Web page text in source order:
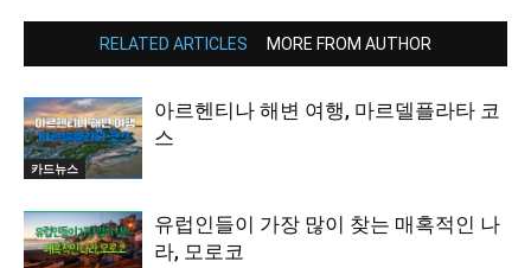
RELATED ARTICLES MORE FROM AUTHOR
카드뉴스
아르헨티나 해변 여행, 마르델플라타 코
스
유럽인들이 가장 많이 찾는 매혹적인 나
라, 모로코